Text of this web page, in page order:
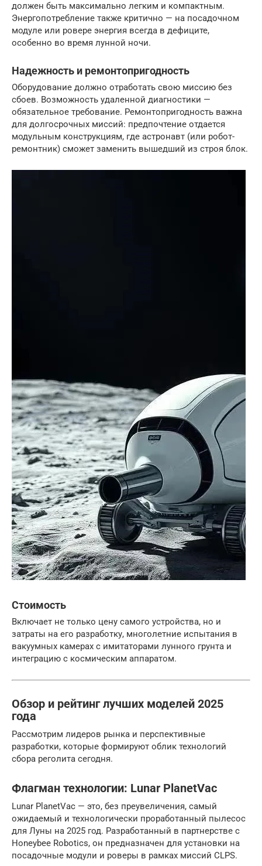
должен быть максимально легким и компактным.
Энергопотребление также критично — на посадочном
модуле или ровере энергия всегда в дефиците,
особенно во время лунной ночи.
Надежность и ремонтопригодность
Оборудование должно отработать свою миссию без
сбоев. Возможность удаленной диагностики —
обязательное требование. Ремонтопригодность важна
для долгосрочных миссий: предпочтение отдается
модульным конструкциям, где астронавт (или робот-
ремонтник) сможет заменить вышедший из строя блок.
Стоимость
Включает не только цену самого устройства, но и
затраты на его разработку, многолетние испытания в
вакуумных камерах с имитаторами лунного грунта и
интеграцию с космическим аппаратом.
Обзор и рейтинг лучших моделей 2025
года
Рассмотрим лидеров рынка и перспективные
разработки, которые формируют облик технологий
сбора реголита сегодня.
Флагман технологии: Lunar PlanetVac
Lunar PlanetVac — это, без преувеличения, самый
ожидаемый и технологически проработанный пылесос
для Луны на 2025 год. Разработанный в партнерстве с
Honeybee Robotics, он предназначен для установки на
посадочные модули и роверы в рамках миссий CLPS.